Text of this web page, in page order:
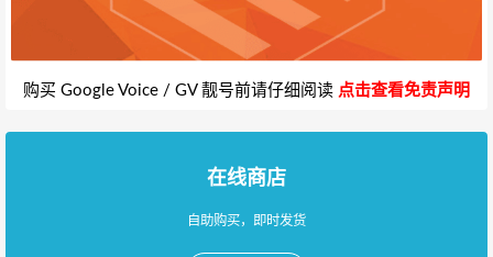
购买 Google Voice / GV 靓号前请仔细阅读 点击查看免责声明
在线商店
自助购买，即时发货